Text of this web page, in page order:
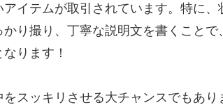
テムが取引されています。特に、
り撮り、丁寧な説明文を書くことで
ります！
スッキリさせる大チャンスでもあり